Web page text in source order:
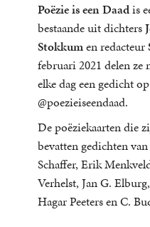
Poëzie is een Daadis
bestaande uit dichters
Stokkumen redacteur
februari 2021 delen ze
elke dag een gedicht
@poezieiseendaad.
De poëziekaarten die
bevatten gedichten
Schaffer, Erik
Verhelst, Jan G.
Hagar Peeters en C.